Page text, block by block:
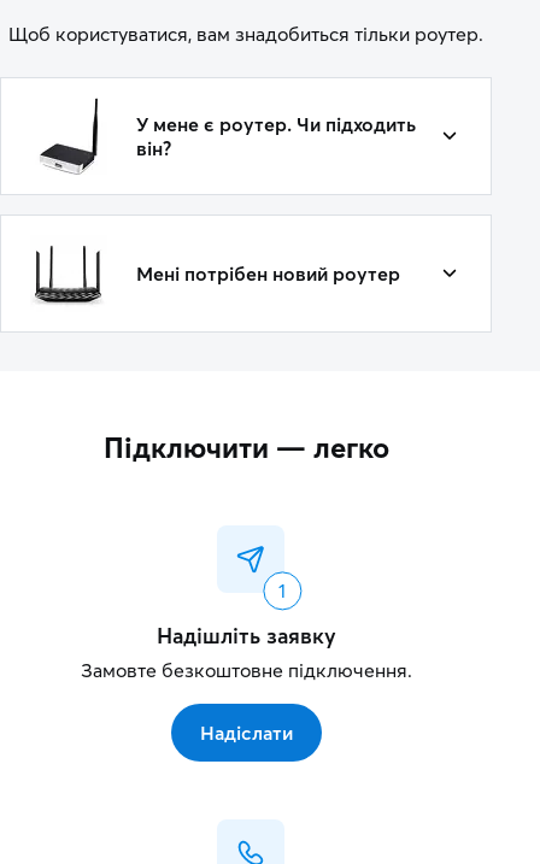
Щоб користуватися, вам знадобиться тільки роутер.
У мене є роутер. Чи підходить
він?
Мені потрібен новий роутер
Підключити — легко
Надішліть заявку
Замовте безкоштовне підключення.
Надіслати